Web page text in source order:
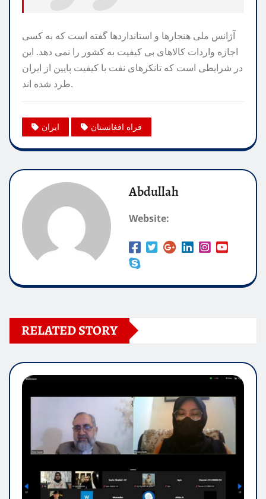
آژانس ملی هنجارها و استانداردها گفته است که به کسی
اجازه واردات کالاهای بی کیفیت به کشور را نمی دهد. این
در شرایطی است که تانکرهای نفت با کیفیت پایین از ایران
طرد شده اند.
ایران فراه افغانستان
Abdullah
Website:
RELATED STORY